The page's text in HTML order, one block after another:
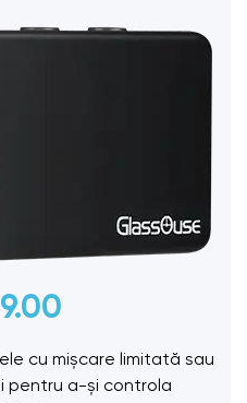
cu mișcare limitată sau
pentru a-și controla